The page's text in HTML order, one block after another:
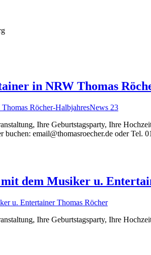
in NRW Thomas
Ihre Geburtstagsparty, Ihre
email@thomasroecher.de oder Tel.
dem Musiker u.
Ihre Geburtstagsparty, Ihre